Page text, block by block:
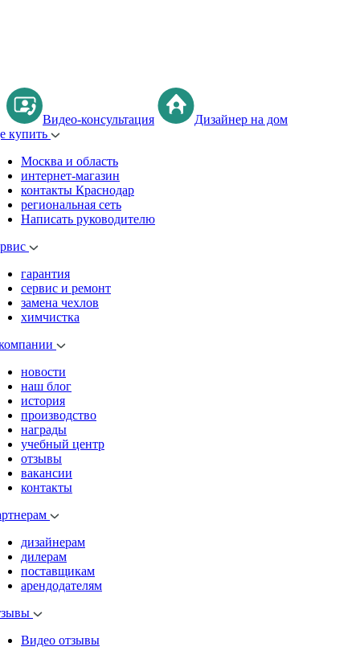
Видео-консультация
Дизайнер на дом
купить
Москва и область
интернет-магазин
контакты Краснодар
региональная сеть
Написать руководителю
гарантия
сервис и ремонт
замена чехлов
химчистка
новости
наш блог
история
производство
награды
учебный центр
отзывы
вакансии
контакты
дизайнерам
дилерам
поставщикам
арендодателям
Видео отзывы